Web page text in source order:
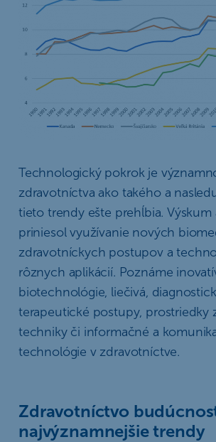
Technologický pokrok je
zdravotníctva ako takého a
tieto trendy ešte prehĺbia. Výskum
priniesol využívanie nových
zdravotníckych postupov a
rôznych aplikácií. Poznáme
biotechnológie, liečivá,
terapeutické postupy, prostriedky
techniky či informačné a
technológie v zdravotníctve.
Zdravotníctvo
najvýznamnejšie trendy